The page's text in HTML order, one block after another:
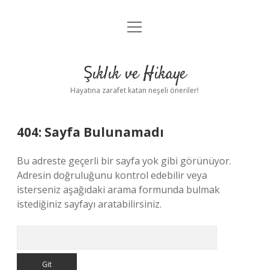
Anasayfa
Yasal Uyarı
menüyü
Şıklık ve Hikaye
Hayatına zarafet katan neşeli öneriler!
404: Sayfa Bulunamadı
Bu adreste geçerli bir sayfa yok gibi görünüyor.
Adresin doğruluğunu kontrol edebilir veya
isterseniz aşağıdaki arama formunda bulmak
istediğiniz sayfayı aratabilirsiniz.